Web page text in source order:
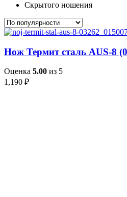
Скрытого ношения
Нож Термит сталь AUS-8
Оценка 5.00 из 5
1,190 ₽